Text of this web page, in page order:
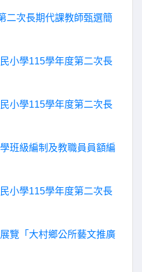
二次長期代課教師甄選簡
小學115學年度第二次長
小學115學年度第二次長
班級編制及教職員員額編
小學115學年度第二次長
覽「大村鄉公所藝文推廣